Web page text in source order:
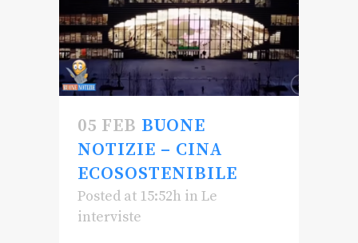
05 FEB BUONE
NOTIZIE – CINA
ECOSOSTENIBILE
Posted at 15:52h in Le
interviste